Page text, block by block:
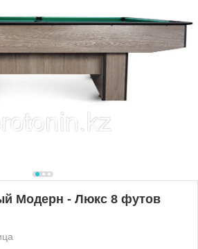
Модерн - Люкс 8 футов